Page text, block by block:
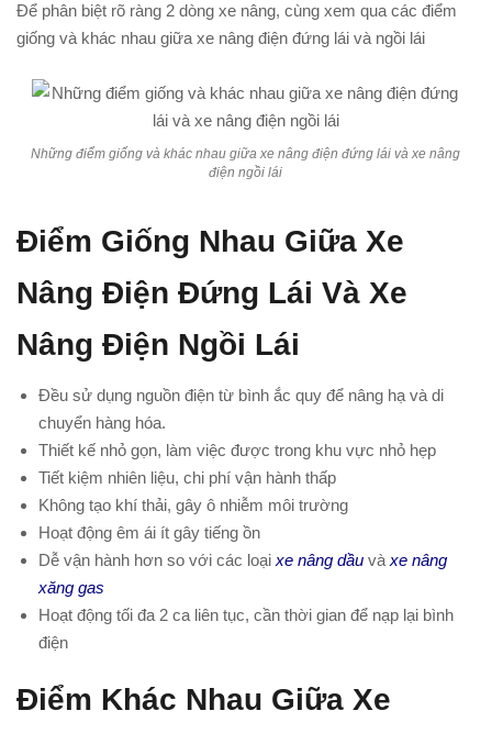
Để phân biệt rõ ràng 2 dòng xe nâng, cùng xem qua các điểm
giống và khác nhau giữa xe nâng điện đứng lái và ngồi lái
Những điểm giống và khác nhau giữa xe nâng điện đứng lái và xe nâng
điện ngồi lái
Điểm Giống Nhau Giữa Xe
Nâng Điện Đứng Lái Và Xe
Nâng Điện Ngồi Lái
Đều sử dụng nguồn điện từ bình ắc quy để nâng hạ và di
chuyển hàng hóa.
Thiết kế nhỏ gọn, làm việc được trong khu vực nhỏ hẹp
Tiết kiệm nhiên liệu, chi phí vận hành thấp
Không tạo khí thải, gây ô nhiễm môi trường
Hoạt động êm ái ít gây tiếng ồn
Dễ vận hành hơn so với các loại xe nâng dầu và xe nâng
xăng gas
Hoạt động tối đa 2 ca liên tục, cần thời gian để nạp lại bình
điện
Điểm Khác Nhau Giữa Xe